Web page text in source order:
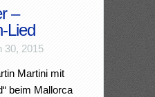
–
Lied
30, 2015
Martini mit
beim Mallorca